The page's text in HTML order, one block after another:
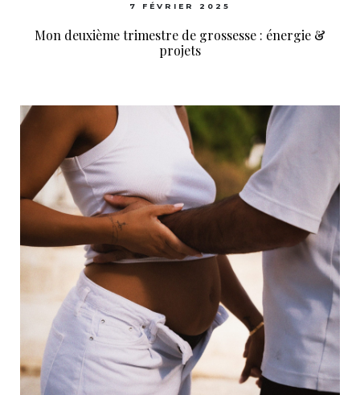
7 FÉVRIER 2025
Mon deuxième trimestre de grossesse : énergie &
projets